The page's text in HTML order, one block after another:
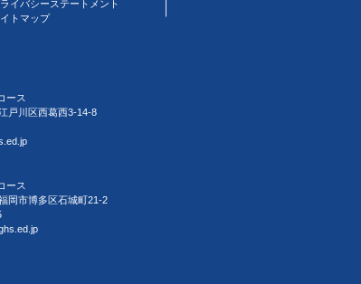
イバシーステートメント
トマップ
ース
戸川区西葛西3-14-8
ース
岡市博多区石城町21-2